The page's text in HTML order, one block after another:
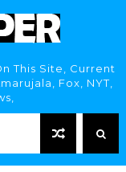
This Site, Current
Fox, NYT,